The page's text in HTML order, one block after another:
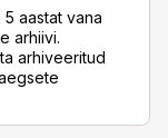
aastat vana
arhiivi.
arhiveeritud